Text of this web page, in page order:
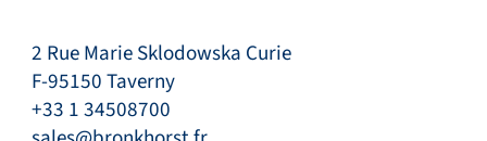
2 Rue Marie Sklodowska Curie
F-95150 Taverny
+33 1 34508700